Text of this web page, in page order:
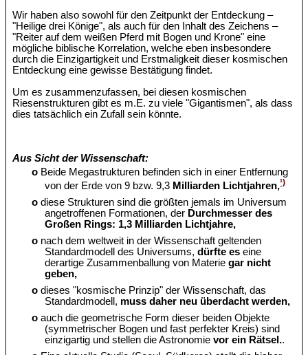
Wir haben also sowohl für den Zeitpunkt der Entdeckung –
"Heilige drei Könige", als auch für den Inhalt des Zeichens –
"Reiter auf dem weißen Pferd mit Bogen und Krone" eine
mögliche biblische Korrelation, welche eben insbesondere
durch die Einzigartigkeit und Erstmaligkeit dieser kosmischen
Entdeckung eine gewisse Bestätigung findet.
Um es zusammenzufassen, bei diesen kosmischen
Riesenstrukturen gibt es m.E. zu viele "Gigantismen", als dass
dies tatsächlich ein Zufall sein könnte.
Aus Sicht der Wissenschaft:
o Beide Megastrukturen befinden sich in einer Entfernung
von der Erde von 9 bzw. 9,3 Milliarden Lichtjahren,¹)
o diese Strukturen sind die größten jemals im Universum
angetroffenen Formationen, der Durchmesser des
Großen Rings: 1,3 Milliarden Lichtjahre,
o nach dem weltweit in der Wissenschaft geltenden
Standardmodell des Universums,dürfte eseine
derartige Zusammenballung von Materiegar nicht
geben,
o dieses "kosmische Prinzip" der Wissenschaft, das
Standardmodell, muss daher neu überdacht werden,
o auch die geometrische Form dieser beiden Objekte
(symmetrischer Bogen und fast perfekter Kreis) sind
einzigartig und stellen die Astronomievor ein Rätsel..